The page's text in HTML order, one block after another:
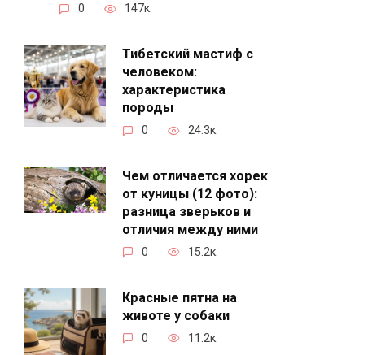
0 147к.
Тибетский мастиф с
человеком:
характеристика
породы
0 24.3к.
Чем отличается хорек
от куницы (12 фото):
разница зверьков и
отличия между ними
0 15.2к.
Красные пятна на
животе у собаки
0 11.2к.